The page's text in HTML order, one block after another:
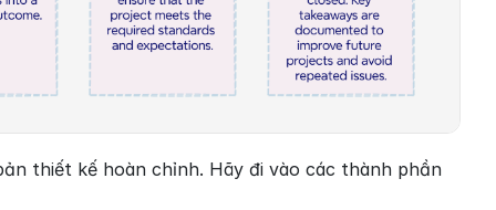
thiết kế hoàn chỉnh. Hãy đi vào các thành phần